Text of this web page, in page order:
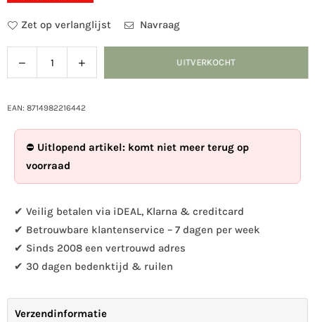
Zet op verlanglijst Navraag
Hoeveelheid
Verlaag
de
voor
&quot;welcome&quot;
Verhoog
de
voor
&quot;welcome&quot;
UITVERKOCHT
EAN: 8714982216442
⛔ Uitlopend artikel: komt niet meer terug op
voorraad
✔ Veilig betalen via iDEAL, Klarna & creditcard
✔ Betrouwbare klantenservice – 7 dagen per week
✔ Sinds 2008 een vertrouwd adres
✔ 30 dagen bedenktijd & ruilen
Verzendinformatie